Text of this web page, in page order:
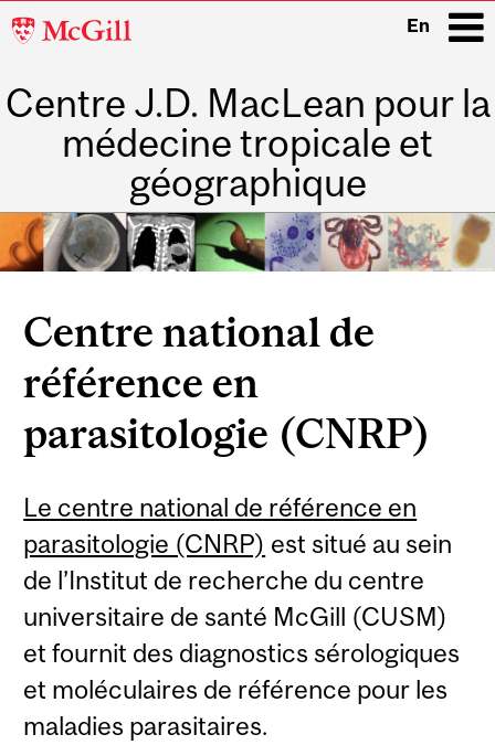
McGill
En
Centre J.D. MacLean pour la
médecine tropicale et
géographique
i
Main
navigation
Centre national de
référence en
parasitologie (CNRP)
Le centre national de référence en
parasitologie (CNRP) est situé au sein
de l’Institut de recherche du centre
universitaire de santé McGill (CUSM)
et fournit des diagnostics sérologiques
et moléculaires de référence pour les
maladies parasitaires.
Related
Content